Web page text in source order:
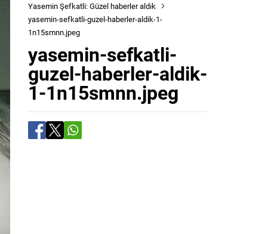
Yasemin Şefkatli: Güzel haberler aldık
yasemin-sefkatli-guzel-haberler-aldik-1-
1n15smnn.jpeg
yasemin-sefkatli-
guzel-haberler-aldik-
1-1n15smnn.jpeg